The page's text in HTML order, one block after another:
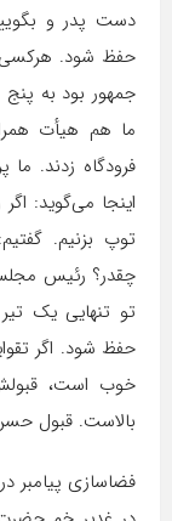
دست پدر و
حفظ شود. هرکسی
جمهور بود به
فرودگاه زدند.
توپ بزنیم.
چقدر؟ رئیس
تو تنهایی یک
حفظ شود. اگر
خوب است،
بالاست. قبول
فضاسازی پیامبر